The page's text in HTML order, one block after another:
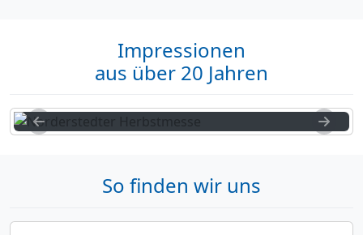
Impressionen
aus über 20 Jahren
Previous Next
So finden wir uns